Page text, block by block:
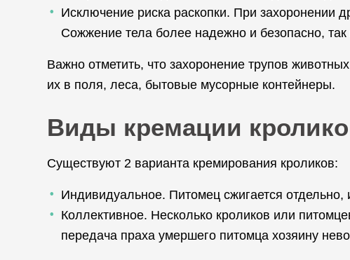
Исключение риска раскопки. При захоронении
Сожжение тела более надежно и безопасно,
Важно отметить, что захоронение трупов
их в поля, леса, бытовые мусорные контейнеры.
Виды кремации
Существуют 2 варианта кремирования кроликов:
Индивидуальное. Питомец сжигается
Коллективное. Несколько кроликов или
передача праха умершего питомца хозяину